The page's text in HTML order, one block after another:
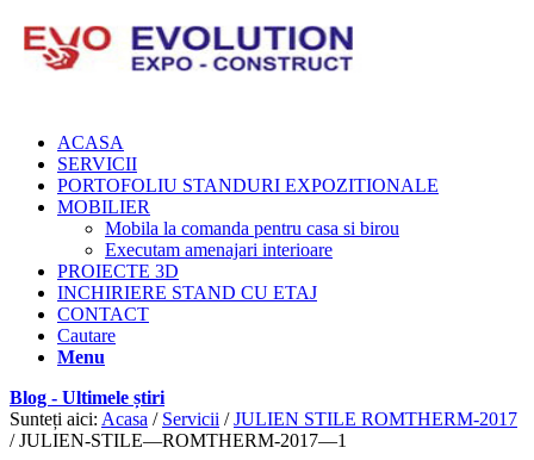
ACASA
SERVICII
PORTOFOLIU STANDURI EXPOZITIONALE
MOBILIER
Mobila la comanda pentru casa si birou
Executam amenajari interioare
PROIECTE 3D
INCHIRIERE STAND CU ETAJ
CONTACT
Cautare
Menu
Blog - Ultimele știri
Sunteți aici: Acasa / Servicii / JULIEN STILE ROMTHERM-2017
/ JULIEN-STILE—ROMTHERM-2017—1